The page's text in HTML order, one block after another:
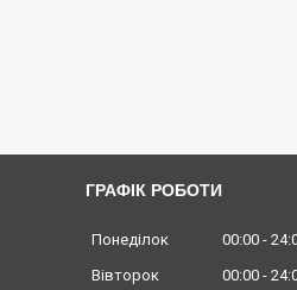
ГРАФІК РОБОТИ
Понеділок 00:00
Вівторок
00:00